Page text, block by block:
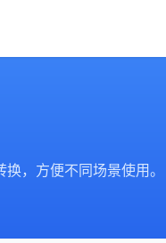
，方便不同场景使用。